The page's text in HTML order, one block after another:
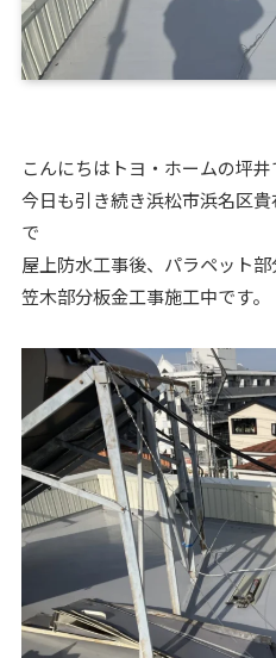
こんにちはトヨ・ホームの坪井
今日も引き続き浜松市浜名区
で
屋上防水工事後、パラペット部
笠木部分板金工事施工中です。